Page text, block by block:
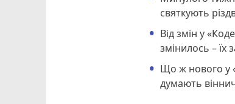
святкують
Від змін у
змінилось – їх
Що ж нового у
думають